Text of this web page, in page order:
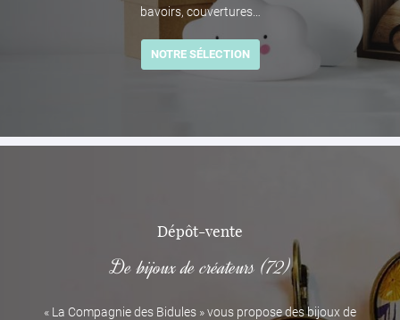
02 43 63 05
Rejoignez-nous
bavoirs, couvertures…
NOTRE SÉLECTION
Dépôt-vente
De bijoux de créateurs (72)
« La Compagnie des Bidules » vous propose des bijoux de